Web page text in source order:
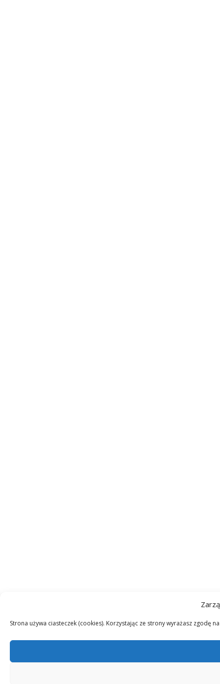
Strona używa ciasteczek (cookies). Korzystając ze strony wyrażasz zgodę